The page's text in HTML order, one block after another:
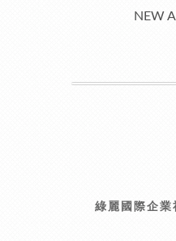
NEW
綠麗國際企